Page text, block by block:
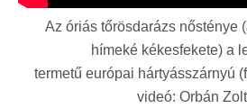
Az óriás tőrösdarázs nősténye
hímeké kékesfekete) a
termetű európai hártyásszárnyú
videó: Orbán